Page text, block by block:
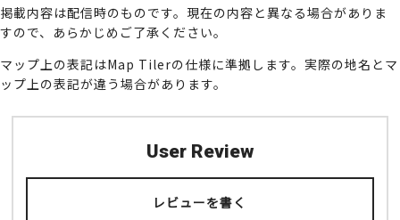
掲載内容は配信時のものです。現在の内容と異なる場合がありま
すので、あらかじめご了承ください。
マップ上の表記はMap Tilerの仕様に準拠します。実際の地名とマ
ップ上の表記が違う場合があります。
User Review
レビューを書く